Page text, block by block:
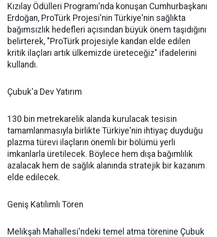
Kızılay Ödülleri Programı'nda konuşan Cumhurbaşkanı
Erdoğan, ProTürk Projesi'nin Türkiye'nin sağlıkta
bağımsızlık hedefleri açısından büyük önem taşıdığını
belirterek, "ProTürk projesiyle kandan elde edilen
kritik ilaçları artık ülkemizde üreteceğiz" ifadelerini
kullandı.
Çubuk'a Dev Yatırım
130 bin metrekarelik alanda kurulacak tesisin
tamamlanmasıyla birlikte Türkiye'nin ihtiyaç duyduğu
plazma türevi ilaçların önemli bir bölümü yerli
imkanlarla üretilecek. Böylece hem dışa bağımlılık
azalacak hem de sağlık alanında stratejik bir kazanım
elde edilecek.
Geniş Katılımlı Tören
Melikşah Mahallesi'ndeki temel atma törenine Çubuk